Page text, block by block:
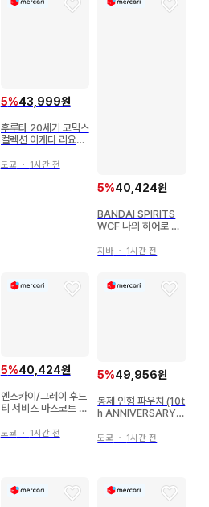
5%43,999원
후루타 20세기 코믹스
컬렉션 이케다 리요코
장미 오스칼 (전신)
도쿄 ・ 1시간 전
5%40,424원
BANDAI SPIRITS
WCF 나의 히어로 아
젠트 마이크
지바 ・ 1시간 전
5%40,424원
엔스카이/그레이 후드
티 서비스 마스코트 치
O SERIES 토끼 (다저
도쿄 ・ 1시간 전
5%49,956원
봉제 인형 파우치 (10t
h ANNIVERSARY V
도쿄 ・ 1시간 전